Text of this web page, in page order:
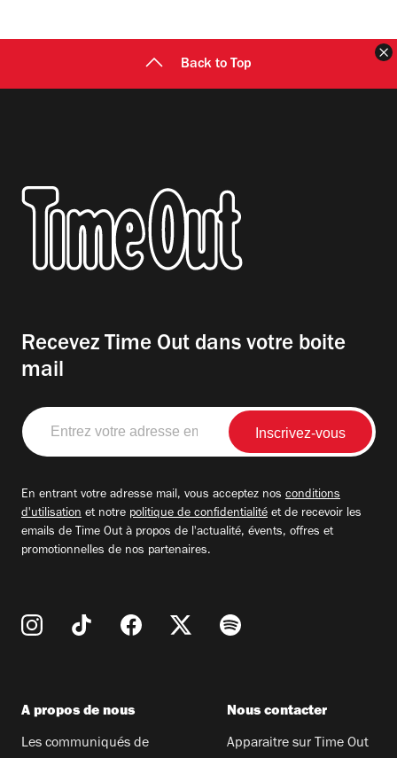
Back to Top
Recevez Time Out dans votre boite
mail
Entrez
votre
adresse
En entrant votre adresse mail, vous acceptez nos conditions
d'utilisation et notre politique de confidentialité et de recevoir les
emails de Time Out à propos de l'actualité, évents, offres et
promotionnelles de nos partenaires.
A propos de nous
Les communiqués de
Nous contacter
Apparaitre sur Time Out